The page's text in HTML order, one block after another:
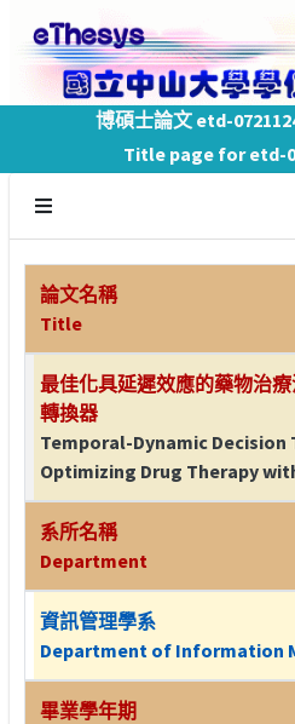
博碩士論文 etd-
Title page for etd-
論文名稱
Title
最佳化具延遲效應的藥物治
轉換器
Temporal-Dynamic
Optimizing Drug Therapy
系所名稱
Department
資訊管理學系
Department of Information
畢業學年期